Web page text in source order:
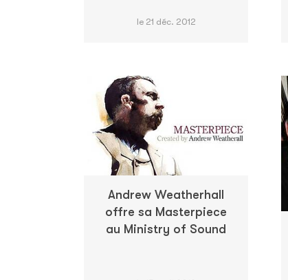
le 21 déc. 2012
Andrew Weatherhall
offre sa Masterpiece
au Ministry of Sound